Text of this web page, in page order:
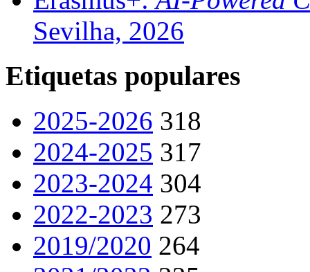
Sevilha, 2026
Etiquetas populares
2025-2026 318
2024-2025 317
2023-2024 304
2022-2023 273
2019/2020 264